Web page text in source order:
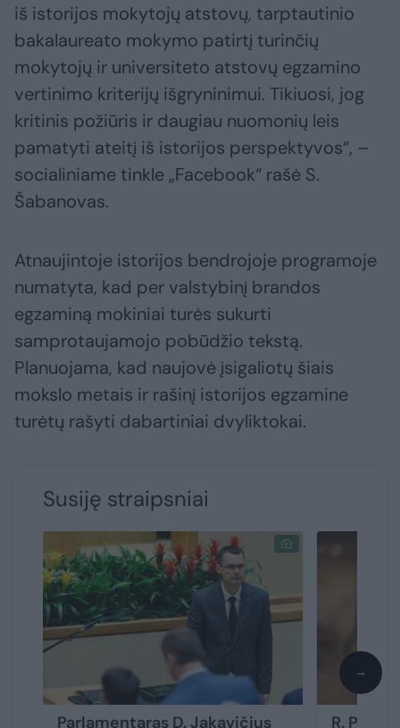
iš istorijos mokytojų atstovų, tarptautinio
bakalaureato mokymo patirtį turinčių
mokytojų ir universiteto atstovų egzamino
vertinimo kriterijų išgryninimui. Tikiuosi, jog
kritinis požiūris ir daugiau nuomonių leis
pamatyti ateitį iš istorijos perspektyvos“, –
socialiniame tinkle „Facebook“ rašė S.
Šabanovas.
Atnaujintoje istorijos bendrojoje programoje
numatyta, kad per valstybinį brandos
egzaminą mokiniai turės sukurti
samprotaujamojo pobūdžio tekstą.
Planuojama, kad naujovė įsigaliotų šiais
mokslo metais ir rašinį istorijos egzamine
turėtų rašyti dabartiniai dvyliktokai.
Susiję straipsniai
Parlamentaras D. Jakavičius
R.
→